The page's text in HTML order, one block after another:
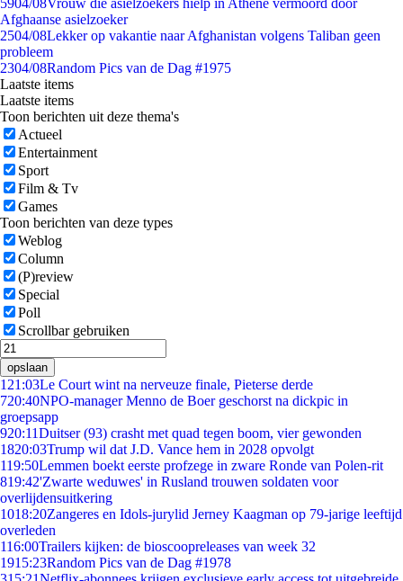
5904/08Vrouw die asielzoekers hielp in Athene vermoord door
Afghaanse asielzoeker
2504/08Lekker op vakantie naar Afghanistan volgens Taliban geen
probleem
2304/08Random Pics van de Dag #1975
Laatste items
Laatste items
Toon berichten uit deze thema's
Actueel
Entertainment
Sport
Film & Tv
Games
Toon berichten van deze types
Weblog
Column
(P)review
Special
Poll
Scrollbar gebruiken
opslaan
1 21:03Le Court wint na nerveuze finale, Pieterse derde
720:40NPO-manager Menno de Boer geschorst na dickpic in
groepsapp
920:11Duitser (93) crasht met quad tegen boom, vier gewonden
1820:03Trump wil dat J.D. Vance hem in 2028 opvolgt
119:50Lemmen boekt eerste profzege in zware Ronde van Polen-rit
819:42'Zwarte weduwes' in Rusland trouwen soldaten voor
overlijdensuitkering
1018:20Zangeres en Idols-jurylid Jerney Kaagman op 79-jarige leeftijd
overleden
116:00Trailers kijken: de bioscoopreleases van week 32
1915:23Random Pics van de Dag #1978